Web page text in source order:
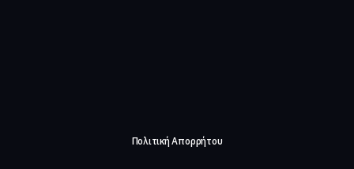
Πολιτική Απορρήτου